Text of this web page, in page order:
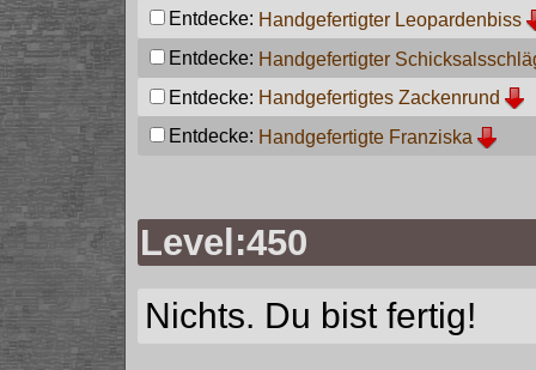
Entdecke: Handgefertigter Leopardenbiss
Entdecke: Handgefertigter
Entdecke: Handgefertigtes Zackenrund
Entdecke: Handgefertigte Franziska
Level:450
Nichts. Du bist fertig!